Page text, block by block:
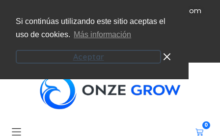
Si continúas utilizando este sitio aceptas el
uso de cookies. Más información
Aceptar
info@onzeecoaching.com
Campus virtual Mi cuenta
0